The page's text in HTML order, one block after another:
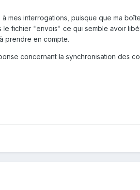
mes interrogations, puisque que ma
fichier "envois" ce qui semble avoir
prendre en compte.
concernant la synchronisation des